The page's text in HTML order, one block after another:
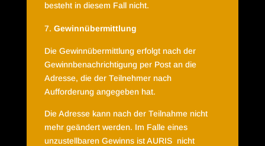
besteht in diesem Fall nicht.
Gewinnübermittlung
Die Gewinnübermittlung erfolgt nach der
Gewinnbenachrichtigung per Post an die
Adresse, die der Teilnehmer nach
Aufforderung angegeben hat.
Die Adresse kann nach der Teilnahme nicht
mehr geändert werden. Im Falle eines
unzustellbaren Gewinns ist AURIS nicht